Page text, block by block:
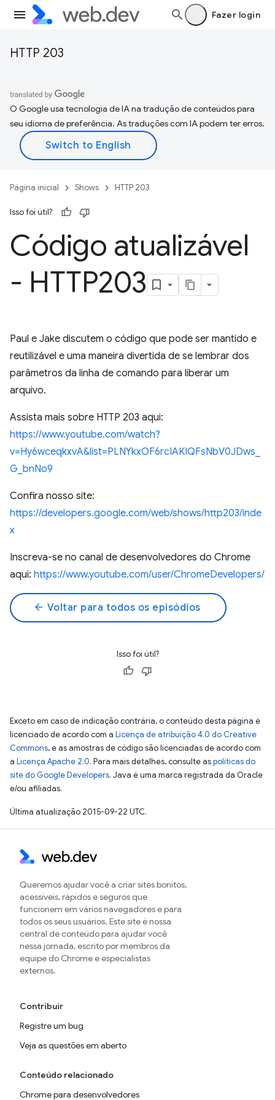
Fazer login
HTTP 203
O Google usa tecnologia de IA na tradução de conteúdos para
seu idioma de preferência. As traduções com IA podem ter erros.
Página inicial Shows HTTP 203
Isso foi útil?
Código atualizável
- HTTP203
Paul e Jake discutem o código que pode ser mantido e
reutilizável e uma maneira divertida de se lembrar dos
parâmetros da linha de comando para liberar um
arquivo.
Assista mais sobre HTTP 203 aqui:
https://www.youtube.com/watch?
v=Hy6wceqkxvA&list=PLNYkxOF6rcIAKIQFsNbV0JDws_
G_bnNo9
Confira nosso site:
https://developers.google.com/web/shows/http203/inde
x
Inscreva-se no canal de desenvolvedores do Chrome
aqui: https://www.youtube.com/user/ChromeDevelopers/
arrow_back Voltar para todos os episódios
Isso foi útil?
Exceto em caso de indicação contrária, o conteúdo desta página é
licenciado de acordo com a Licença de atribuição 4.0 do Creative
Commons, e as amostras de código são licenciadas de acordo com
a Licença Apache 2.0. Para mais detalhes, consulte aspolíticas do
site do Google Developers. Java é uma marca registrada da Oracle
e/ou afiliadas.
Última atualização 2015-09-22 UTC.
Queremos ajudar você a criar sites bonitos,
acessíveis, rápidos e seguros que
funcionem em vários navegadores e para
todos os seus usuários. Este site é nossa
central de conteúdo para ajudar você
nessa jornada, escrito por membros da
equipe do Chrome e especialistas
externos.
Contribuir
Registre um bug
Veja as questões em aberto
Conteúdo relacionado
Chrome para desenvolvedores